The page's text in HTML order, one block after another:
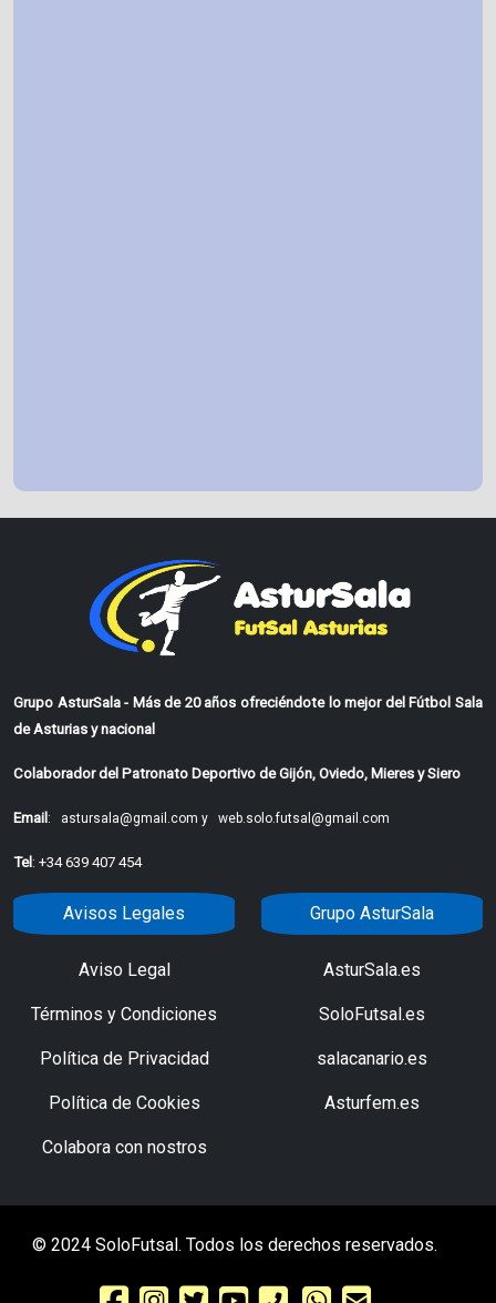
Grupo AsturSala - Más de 20 años ofreciéndote lo mejor del Fútbol Sala
de Asturias y nacional
Colaborador del Patronato Deportivo de Gijón, Oviedo, Mieres y Siero
Email : astursala@gmail.com y web.solo.futsal@gmail.com
Tel : +34 639 407 454
Avisos Legales
Aviso Legal
Términos y Condiciones
Política de Privacidad
Política de Cookies
Colabora con nostros
Grupo AsturSala
AsturSala.es
SoloFutsal.es
salacanario.es
Asturfem.es
© 2024 SoloFutsal. Todos los derechos reservados.